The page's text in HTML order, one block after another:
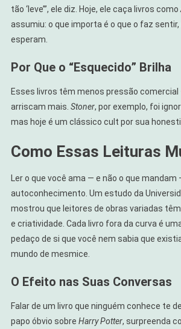
tão ‘leve’”, ele diz. Hoje, ele caça livros como
assumiu: o que importa é o que o faz
esperam.
Por Que o “Esquecido” Brilha
Esses livros têm menos pressão
arriscam mais. Stoner, por exemplo, foi
mas hoje é um clássico cult por sua
Como Essas Leituras
Ler o que você ama — e não o que mandam
autoconhecimento. Um estudo da
mostrou que leitores de obras variadas
e criatividade. Cada livro fora da curva é
pedaço de si que você nem sabia que
mundo de mesmice.
O Efeito nas Suas Conversas
Falar de um livro que ninguém conhece te
papo óbvio sobre Harry Potter, surpreenda